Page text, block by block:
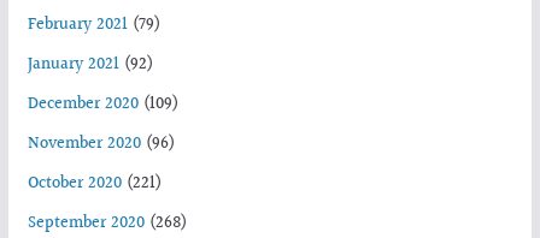
February 2021(79)
January 2021(92)
December 2020(109)
November 2020(96)
October 2020(221)
September 2020(268)